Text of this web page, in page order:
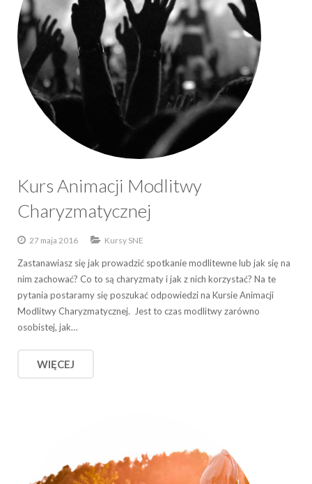
Kurs Animacji Modlitwy
Charyzmatycznej
27 maja 2016 Kursy SNE
Zastanawiasz się jak prowadzić spotkanie modlitewne lub jak się na
nim zachować? Co to są charyzmaty i jak z nich korzystać? Na te
pytania postaramy się poszukać odpowiedzi na Kursie Animacji
Modlitwy Charyzmatycznej. Jest to czas modlitwy zarówno
osobistej, jak…
WIĘCEJ